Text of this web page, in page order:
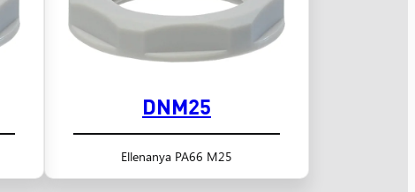
DNM25
Ellenanya PA66 M25